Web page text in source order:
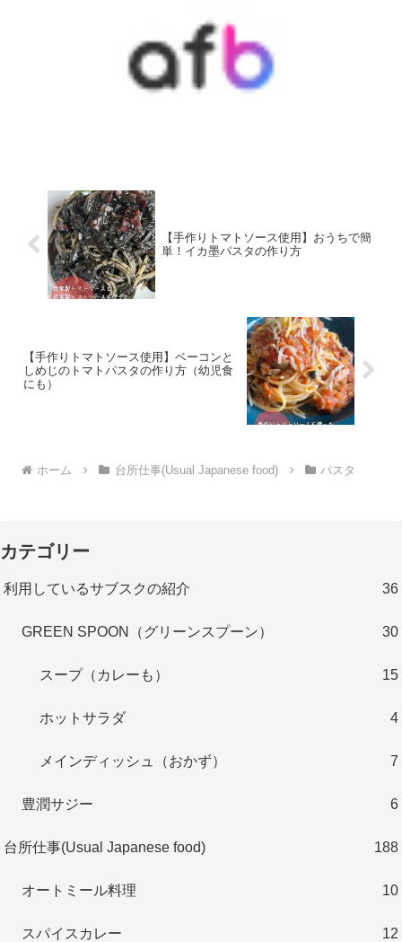
【手作りトマトソース使用】おうちで簡
単！イカ墨パスタの作り方
【手作りトマトソース使用】ベーコンと
しめじのトマトパスタの作り方（幼児食
にも）
ホーム 台所仕事(Usual Japanese food) パスタ
カテゴリー
利用しているサブスクの紹介 36
GREEN SPOON（グリーンスプーン） 30
スープ（カレーも） 15
ホットサラダ 4
メインディッシュ（おかず） 7
豊潤サジー 6
台所仕事(Usual Japanese food) 188
オートミール料理 10
スパイスカレー 12